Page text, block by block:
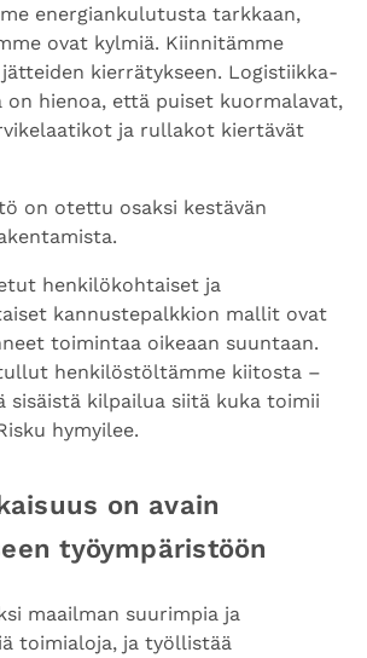
energiankulutusta tarkkaan,
ovat kylmiä. Kiinnitämme
kierrätykseen. Logistiikka-
on hienoa, että puiset kuormalavat,
ja rullakot kiertävät
on otettu osaksi kestävän
henkilökohtaiset ja
kannustepalkkion mallit ovat
toimintaa oikeaan suuntaan.
henkilöstöltämme kiitosta –
sisäistä kilpailua siitä kuka toimii
hymyilee.
on avain
työympäristöön
maailman suurimpia ja
toimialoja, ja työllistää